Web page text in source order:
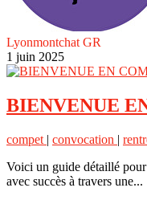
Lyonmontchat GR
1 juin 2025
BIENVENUE
compet | convocation |
Voici un guide détaillé
avec succès à travers une...